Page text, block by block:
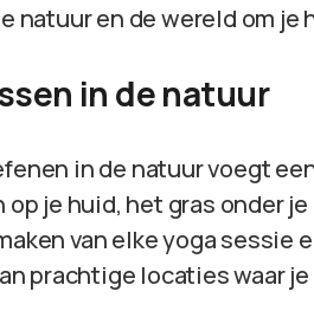
natuur en de wereld om je
in de natuur
in de natuur voegt
op je huid, het gras onder
van elke yoga sessie
prachtige locaties waar